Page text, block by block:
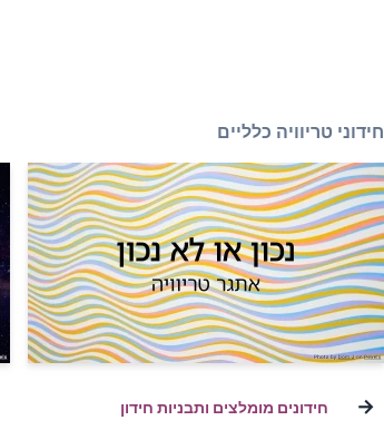
חידוני טריוויה כלליים
→ חידונים מומלצים ותבניות חידון